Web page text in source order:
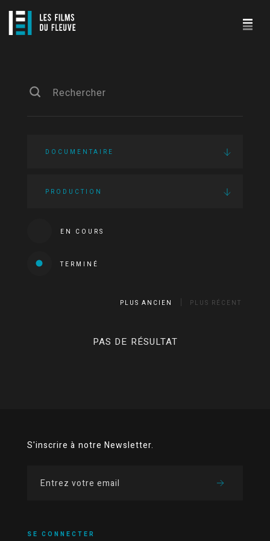
DOCUMENTAIRE
PRODUCTION
EN COURS
TERMINÉ
PLUS ANCIEN PLUS RÉCENT
PAS DE RÉSULTAT
S'inscrire à notre Newsletter.
SE CONNECTER